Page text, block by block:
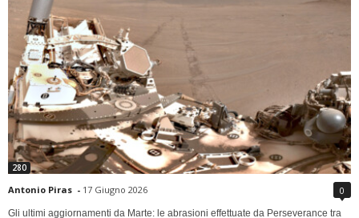
280
Antonio Piras - 17 Giugno 2026 0
Gli ultimi aggiornamenti da Marte: le abrasioni effettuate da Perseverance tra